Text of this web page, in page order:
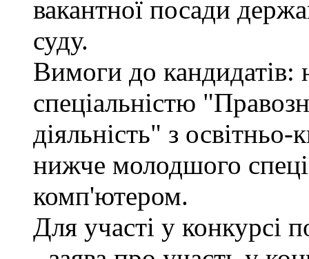
вакантної посади
суду.
Вимоги до кандидатів:
спеціальністю
діяльність" з
нижче молодшого
комп'ютером.
Для участі у конкурсі